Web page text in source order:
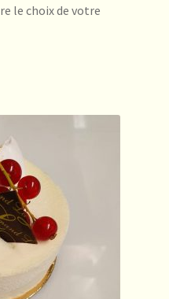
le choix de votre